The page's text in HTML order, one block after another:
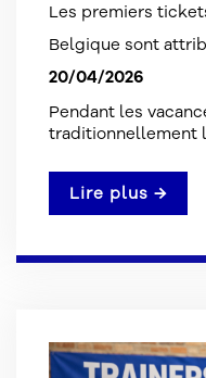
Les premiers
Belgique sont
20/04/2026
Pendant les
traditionnellement
Lire plus →